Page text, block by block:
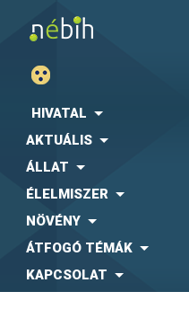
HIVATAL
AKTUÁLIS
ÁLLAT
ÉLELMISZER
NÖVÉNY
ÁTFOGÓ TÉMÁK
KAPCSOLAT